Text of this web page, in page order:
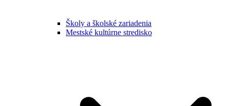
Školy a školské zariadenia
Mestské kultúrne stredisko